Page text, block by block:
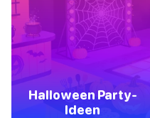
Halloween Party-
Ideen